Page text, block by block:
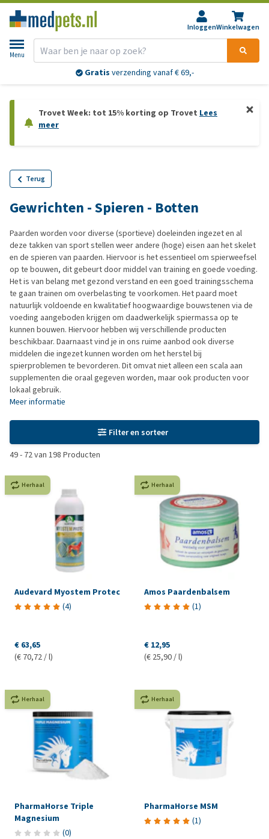
InloggenWinkelwagen
Menu
Gratis verzending vanaf € 69,-
Trovet Week: tot 15% korting op Trovet Lees
meer
Terug
Gewrichten - Spieren - Botten
Paarden worden voor diverse (sportieve) doeleinden ingezet en al
deze takken van sport stellen weer andere (hoge) eisen aan het skelet
en de spieren van paarden. Hiervoor is het essentieel om spierweefsel
op te bouwen, dit gebeurt door middel van training en goede voeding.
Het is van belang met gezond verstand en een goed trainingsschema
te gaan trainen om overbelasting te voorkomen. Het paard moet
natuurlijk voldoende en kwalitatief hoogwaardige bouwstenen via de
voeding aangeboden krijgen om daadwerkelijk spiermassa op te
kunnen bouwen. Hiervoor hebben wij verschillende producten
beschikbaar. Daarnaast vind je in ons ruime aanbod ook diverse
middelen die ingezet kunnen worden om het herstel bij
spierproblemen te bevorderen. Dit omvat niet alleen een scala aan
supplementen die oraal gegeven worden, maar ook producten voor
lokaal gebruik.
Meer informatie
Filter en sorteer
49- 72van 198 Producten
Herhaal
Audevard Myostem Protec
(4)
€ 63,65
(€ 70,72 / l)
Herhaal
Amos Paardenbalsem
(1)
€ 12,95
(€ 25,90 / l)
Herhaal
PharmaHorse Triple
Magnesium
(0)
Herhaal
PharmaHorse MSM
(1)